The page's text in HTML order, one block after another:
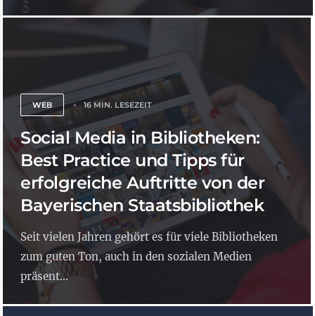
WEB 16 MIN. LESEZEIT
Social Media in Bibliotheken:
Best Practice und Tipps für
erfolgreiche Auftritte von der
Bayerischen Staatsbibliothek
Seit vielen Jahren gehört es für viele Bibliotheken
zum guten Ton, auch in den sozialen Medien
präsent...